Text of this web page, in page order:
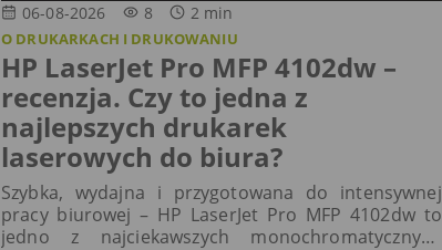
06-08-2026 8 2 min
O DRUKARKACH I DRUKOWANIU
HP LaserJet Pro MFP 4102dw –
recenzja. Czy to jedna z
najlepszych drukarek
laserowych do biura?
Szybka, wydajna i przygotowana do intensywnej
pracy biurowej – HP LaserJet Pro MFP 4102dw to
jedno z najciekawszych monochromatycznych